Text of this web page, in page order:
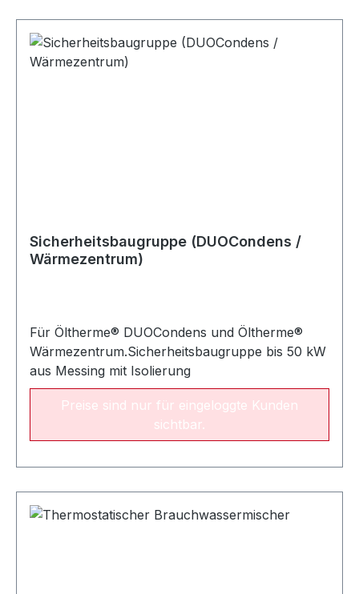
Sicherheitsbaugruppe (DUOCondens /
Wärmezentrum)
Für Öltherme® DUOCondens und Öltherme®
Wärmezentrum.Sicherheitsbaugruppe bis 50 kW
aus Messing mit Isolierung
Preise sind nur für eingeloggte Kunden
sichtbar.